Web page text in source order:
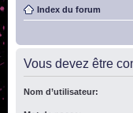
Index du forum
Vous devez être
Nom d’utilisateur: